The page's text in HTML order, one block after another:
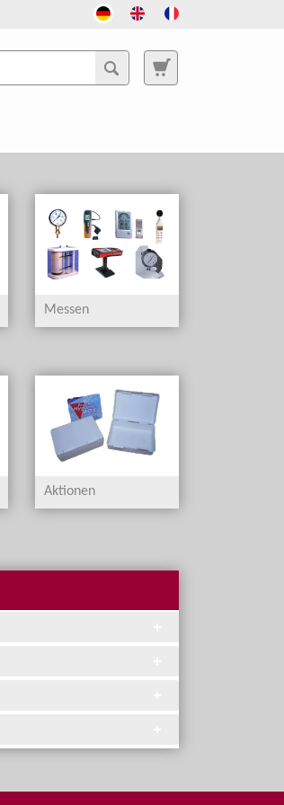
Messen
Aktionen